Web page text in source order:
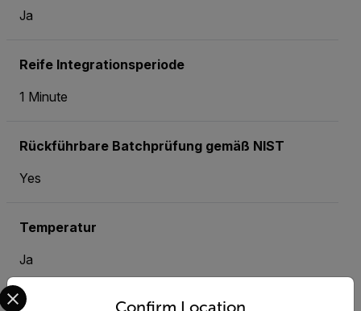
Ja
Reife Integrationsperiode
1 Minute
Rückführbare Batchprüfung gemäß NIST
Yes
Temperatur
Ja
Confirm Location
Select your preferred country and language from the